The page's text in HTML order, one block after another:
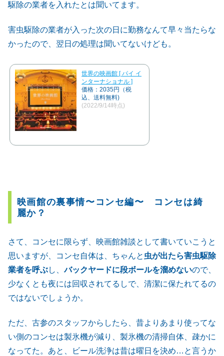
駆除の業者を入れたとは聞いてます。
害虫駆除の業者が入った次の日に勤務なんて早々当たらな
かったので、翌日の処理は聞いてないけども。
世界の映画館 [ パイ イ
ンターナショナル ]
価格：2035円（税
込、送料無料)
(2022/9/14時点)
映画館の裏事情〜コンセ編〜 コンセは綺
麗か？
さて、コンセに限らず、映画館雑談として書いていこうと
思いますが、コンセ自体は、ちゃんと 虫が出たら害虫駆除
業者を呼ぶし、バックヤードに段ボールを溜めないので、
少なくとも夜には回収されてるしで、清潔に保たれてるの
ではないでしょうか。
ただ、古参のスタッフからしたら、昔よりあまり使ってな
い側のコンセは製氷機が減り、製氷機の清掃自体、疎かに
なってた。あと、ビール洗浄は昔は曜日を決め…と言うか